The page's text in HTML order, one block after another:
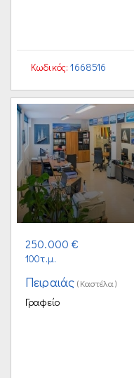
Κωδικός: 1668516
250.000 €
100τ.μ.
Πειραιάς(Καστέλα)
Γραφείο